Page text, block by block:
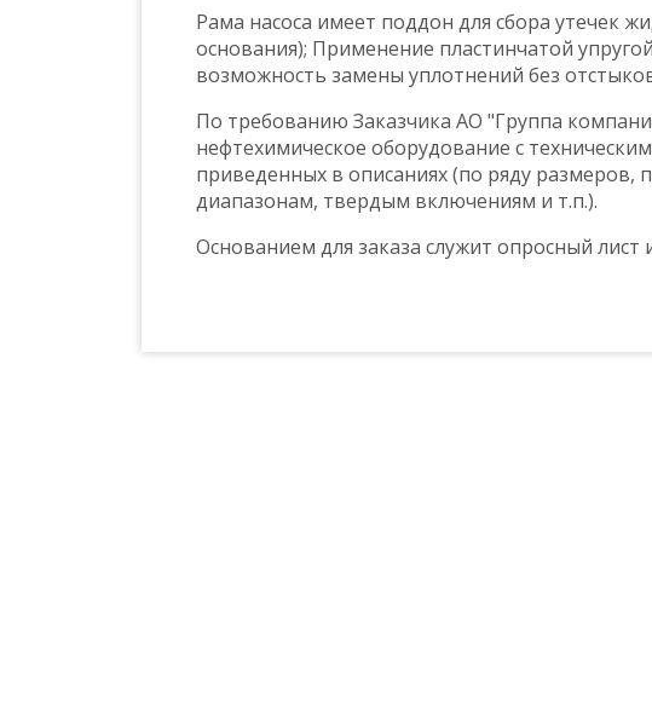
Рама насоса имеет поддон для сбора утечек
основания); Применение пластинчатой
возможность замены уплотнений без
По требованию Заказчика АО "Группа
нефтехимическое оборудование с
приведенных в описаниях (по ряду
диапазонам, твердым включениям и т.п.).
Основанием для заказа служит опросный лист